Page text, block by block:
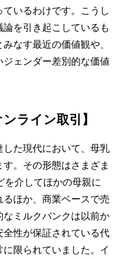
いるわけです。こうし
を引き起こしているも
なす最近の価値観や、
ェンダー差別的な価値
ライン取引】
た現代において、母乳
。その形態はさまざま
を介してほかの母親に
ほか、商業ベースで売
ミルクバンクは以前か
全性が保証されている代
限られていました。イ